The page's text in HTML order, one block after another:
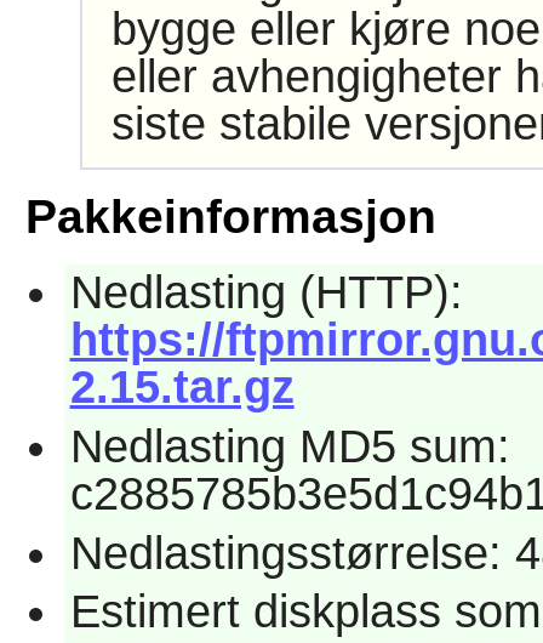
bygge eller kjøre
eller avhengigheter
siste stabile
Pakkeinformasjon
Nedlasting (HTTP):
https://
2.15.tar.gz
Nedlasting MD5 sum:
Nedlastingsstørrelse:
Estimert diskplass